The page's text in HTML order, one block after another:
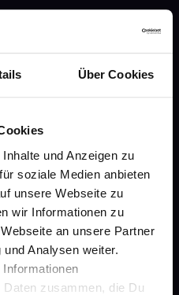
Über Cookies
und Anzeigen zu
soziale Medien anbieten
unsere Webseite zu
wir Informationen zu
an unsere Partner
Analysen weiter.
zusammen, die Du